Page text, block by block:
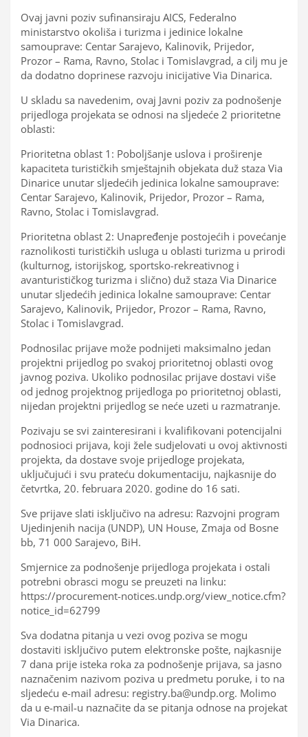
Ovaj javni poziv sufinansiraju AICS, Federalno
ministarstvo okoliša i turizma i jedinice lokalne
samouprave: Centar Sarajevo, Kalinovik, Prijedor,
Prozor – Rama, Ravno, Stolac i Tomislavgrad, a cilj mu je
da dodatno doprinese razvoju inicijative Via Dinarica.
U skladu sa navedenim, ovaj Javni poziv za podnošenje
prijedloga projekata se odnosi na sljedeće 2 prioritetne
oblasti:
Prioritetna oblast 1: Poboljšanje uslova i proširenje
kapaciteta turističkih smještajnih objekata duž staza Via
Dinarice unutar sljedećih jedinica lokalne samouprave:
Centar Sarajevo, Kalinovik, Prijedor, Prozor – Rama,
Ravno, Stolac i Tomislavgrad.
Prioritetna oblast 2: Unapređenje postojećih i povećanje
raznolikosti turističkih usluga u oblasti turizma u prirodi
(kulturnog, istorijskog, sportsko-rekreativnog i
avanturističkog turizma i slično) duž staza Via Dinarice
unutar sljedećih jedinica lokalne samouprave: Centar
Sarajevo, Kalinovik, Prijedor, Prozor – Rama, Ravno,
Stolac i Tomislavgrad.
Podnosilac prijave može podnijeti maksimalno jedan
projektni prijedlog po svakoj prioritetnoj oblasti ovog
javnog poziva. Ukoliko podnosilac prijave dostavi više
od jednog projektnog prijedloga po prioritetnoj oblasti,
nijedan projektni prijedlog se neće uzeti u razmatranje.
Pozivaju se svi zainteresirani i kvalifikovani potencijalni
podnosioci prijava, koji žele sudjelovati u ovoj aktivnosti
projekta, da dostave svoje prijedloge projekata,
uključujući i svu prateću dokumentaciju, najkasnije do
četvrtka, 20. februara 2020. godine do 16 sati.
Sve prijave slati isključivo na adresu: Razvojni program
Ujedinjenih nacija (UNDP), UN House, Zmaja od Bosne
bb, 71 000 Sarajevo, BiH.
Smjernice za podnošenje prijedloga projekata i ostali
potrebni obrasci mogu se preuzeti na linku:
https://procurement-notices.undp.org/view_notice.cfm?
notice_id=62799
Sva dodatna pitanja u vezi ovog poziva se mogu
dostaviti isključivo putem elektronske pošte, najkasnije
7 dana prije isteka roka za podnošenje prijava, sa jasno
naznačenim nazivom poziva u predmetu poruke, i to na
sljedeću e-mail adresu: registry.ba@undp.org. Molimo
da u e-mail-u naznačite da se pitanja odnose na projekat
Via Dinarica.